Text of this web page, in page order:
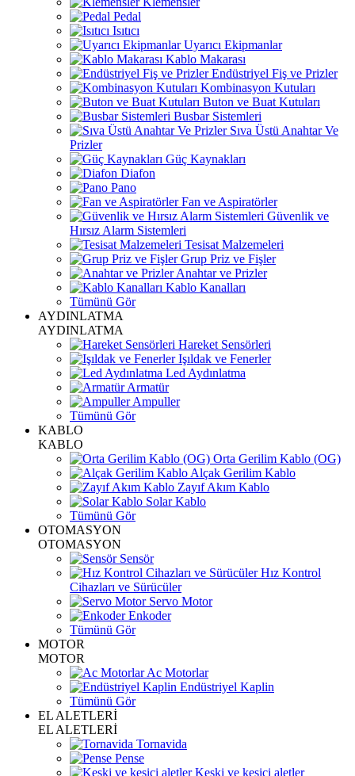
Pedal
Isıtıcı
Uyarıcı Ekipmanlar
Kablo Makarası
Endüstriyel Fiş ve Prizler
Kombinasyon Kutuları
Buton ve Buat Kutuları
Busbar Sistemleri
Sıva Üstü Anahtar Ve
Prizler
Güç Kaynakları
Diafon
Pano
Fan ve Aspiratörler
Güvenlik ve
Hırsız Alarm Sistemleri
Tesisat Malzemeleri
Grup Priz ve Fişler
Anahtar ve Prizler
Kablo Kanalları
Tümünü Gör
AYDINLATMA
AYDINLATMA
Hareket Sensörleri
Işıldak ve Fenerler
Led Aydınlatma
Armatür
Ampuller
Tümünü Gör
KABLO
KABLO
Orta Gerilim Kablo (OG)
Alçak Gerilim Kablo
Zayıf Akım Kablo
Solar Kablo
Tümünü Gör
OTOMASYON
OTOMASYON
Sensör
Hız Kontrol
Cihazları ve Sürücüler
Servo Motor
Enkoder
Tümünü Gör
MOTOR
MOTOR
Ac Motorlar
Endüstriyel Kaplin
Tümünü Gör
EL ALETLERİ
EL ALETLERİ
Tornavida
Pense
Keski ve kesici aletler